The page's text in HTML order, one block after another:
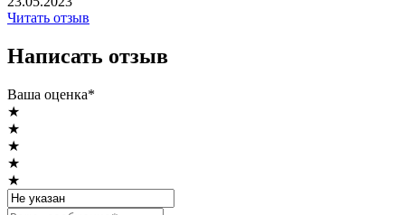
Читать отзыв
Написать отзыв
Ваша оценка*
★
★
★
★
★